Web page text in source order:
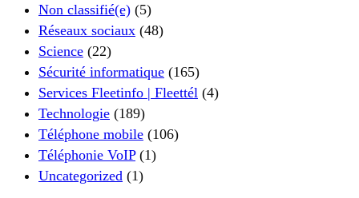
Non classifié(e) (5)
Réseaux sociaux (48)
Science (22)
Sécurité informatique (165)
Services Fleetinfo | Fleettél (4)
Technologie (189)
Téléphone mobile (106)
Téléphonie VoIP(1)
Uncategorized (1)